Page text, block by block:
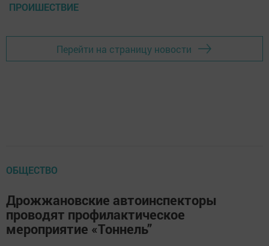
ПРОИШЕСТВИЕ
Перейти на страницу новости
ОБЩЕСТВО
Дрожжановские автоинспекторы
проводят профилактическое
мероприятие «Тоннель”